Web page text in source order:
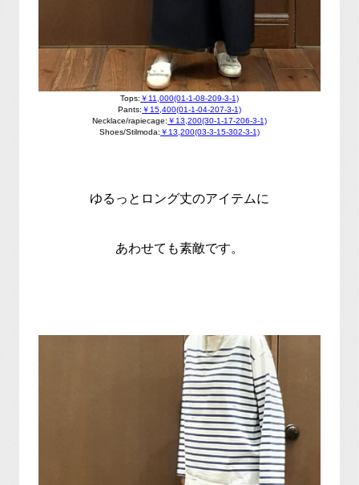
Tops: ￥11,000(01-1-08-209-3-1)
Pants: ￥15,400(01-1-04-207-3-1)
Necklace/rapiecage: ￥13,200(30-1-17-206-3-1)
Shoes/Stilmoda: ￥13,200(03-3-15-302-3-1)
ゆるっとロング丈のアイテムに
あわせても素敵です。